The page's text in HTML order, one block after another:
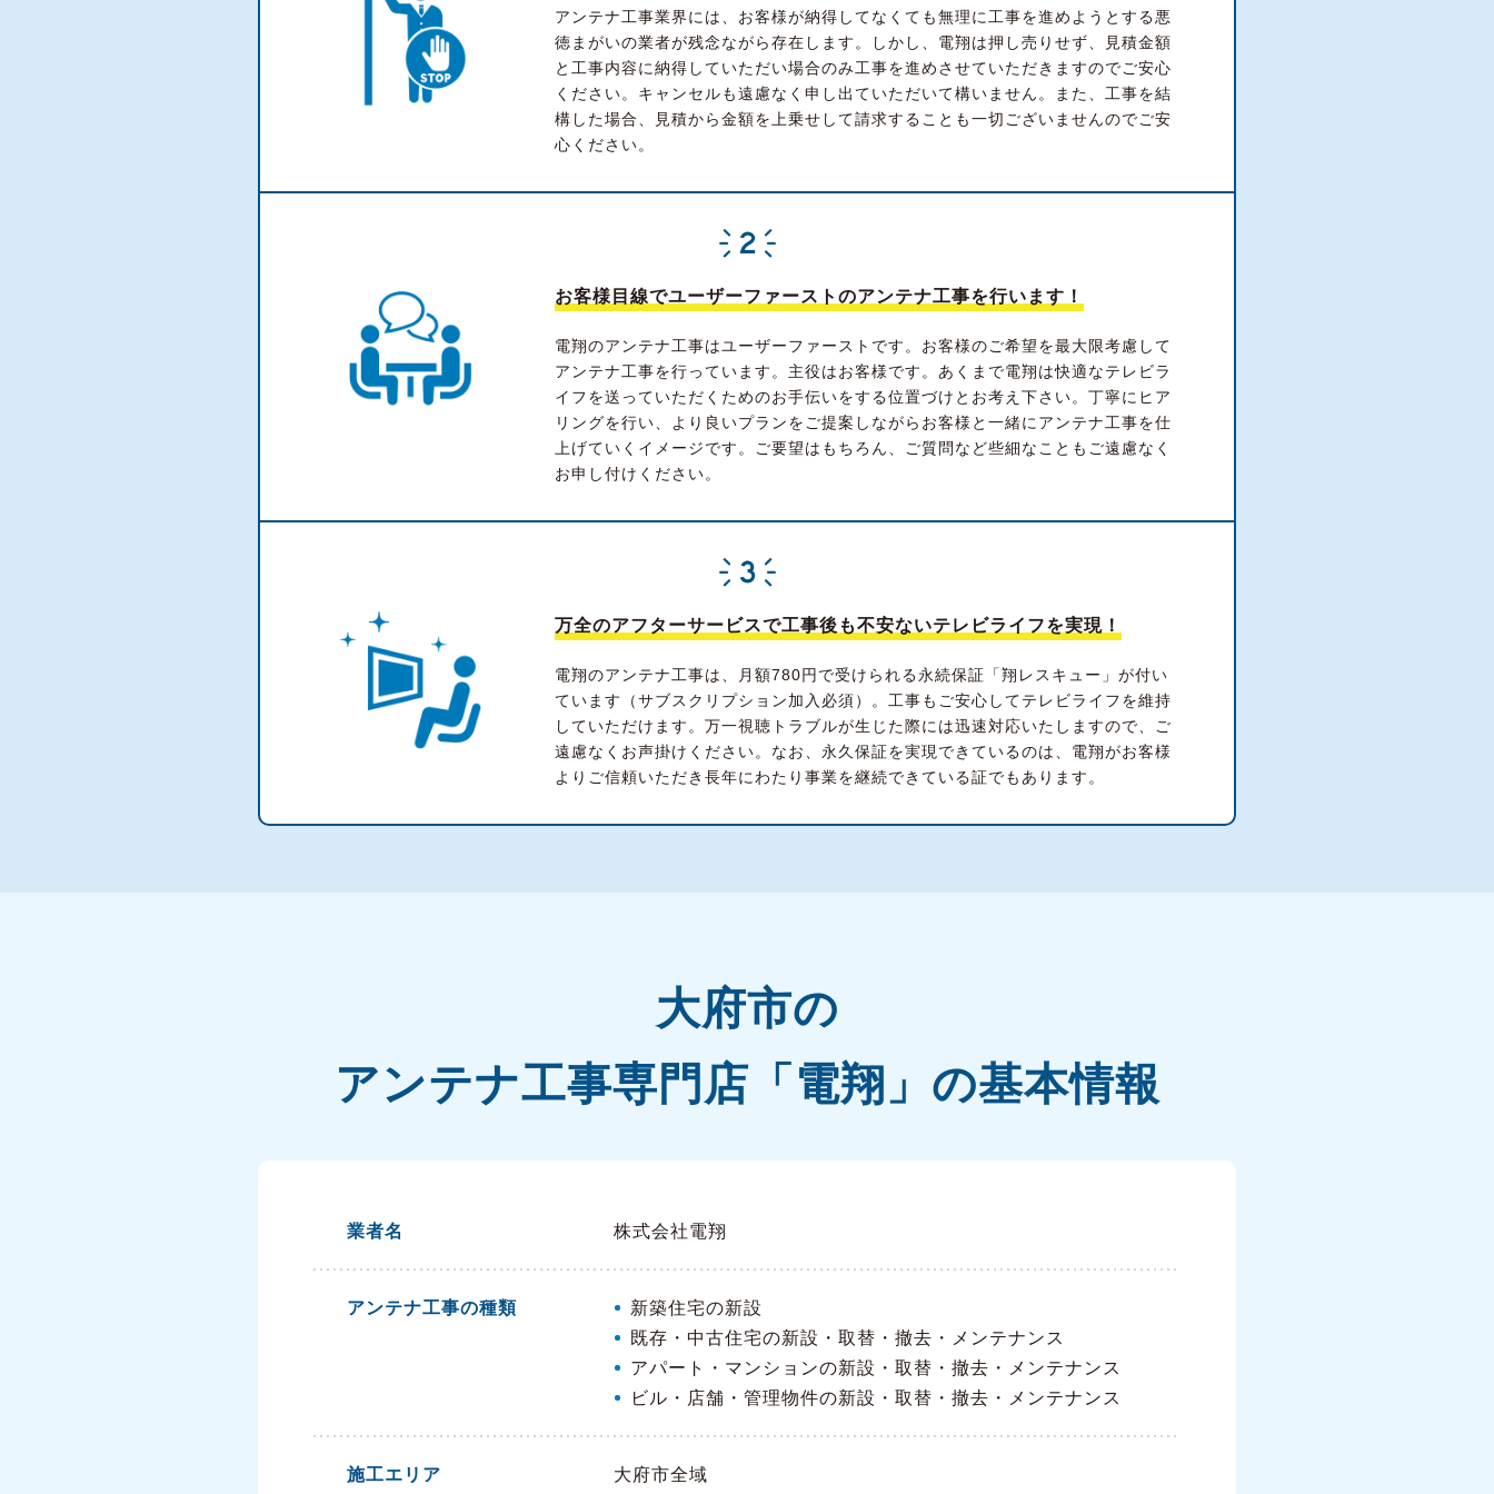
アンテナ工事業界には、お客様が納得してなくても無理に工事を進めようとする悪
徳まがいの業者が残念ながら存在します。しかし、電翔は押し売りせず、見積金額
と工事内容に納得していただい場合のみ工事を進めさせていただきますのでご安心
ください。キャンセルも遠慮なく申し出ていただいて構いません。また、工事を結
構した場合、見積から金額を上乗せして請求することも一切ございませんのでご安
心ください。
お客様目線でユーザーファーストのアンテナ工事を行います！
電翔のアンテナ工事はユーザーファーストです。お客様のご希望を最大限考慮して
アンテナ工事を行っています。主役はお客様です。あくまで電翔は快適なテレビラ
イフを送っていただくためのお手伝いをする位置づけとお考え下さい。丁寧にヒア
リングを行い、より良いプランをご提案しながらお客様と一緒にアンテナ工事を仕
上げていくイメージです。ご要望はもちろん、ご質問など些細なこともご遠慮なく
お申し付けください。
万全のアフターサービスで工事後も不安ないテレビライフを実現！
電翔のアンテナ工事は、月額780円で受けられる永続保証「翔レスキュー」が付い
ています（サブスクリプション加入必須）。工事もご安心してテレビライフを維持
していただけます。万一視聴トラブルが生じた際には迅速対応いたしますので、ご
遠慮なくお声掛けください。なお、永久保証を実現できているのは、電翔がお客様
よりご信頼いただき長年にわたり事業を継続できている証でもあります。
大府市の
アンテナ工事専門店「電翔」の基本情報
業者名 株式会社電翔
アンテナ工事の種類
新築住宅の新設
既存・中古住宅の新設・取替・撤去・メンテナンス
アパート・マンションの新設・取替・撤去・メンテナンス
ビル・店舗・管理物件の新設・取替・撤去・メンテナンス
施工エリア 大府市全域